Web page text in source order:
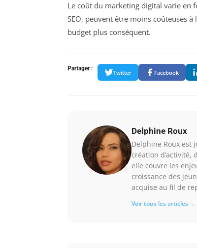
Le coût du marketing digital varie en
SEO, peuvent être moins coûteuses
budget plus conséquent.
Partager :
Twitter Facebook
Delphine Roux
Delphine Roux est
création d’activité,
elle couvre les
croissance des
acquise au fil de
Voir tous les articles →